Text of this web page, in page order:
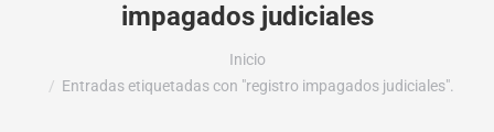
impagados judiciales
Inicio
Entradas etiquetadas con "registro impagados judiciales".